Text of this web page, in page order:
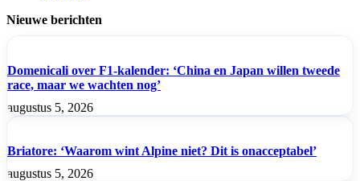
Nieuwe berichten
Domenicali over F1-kalender: ‘China en Japan willen tweede
race, maar we wachten nog’
augustus 5, 2026
Briatore: ‘Waarom wint Alpine niet? Dit is onacceptabel’
augustus 5, 2026